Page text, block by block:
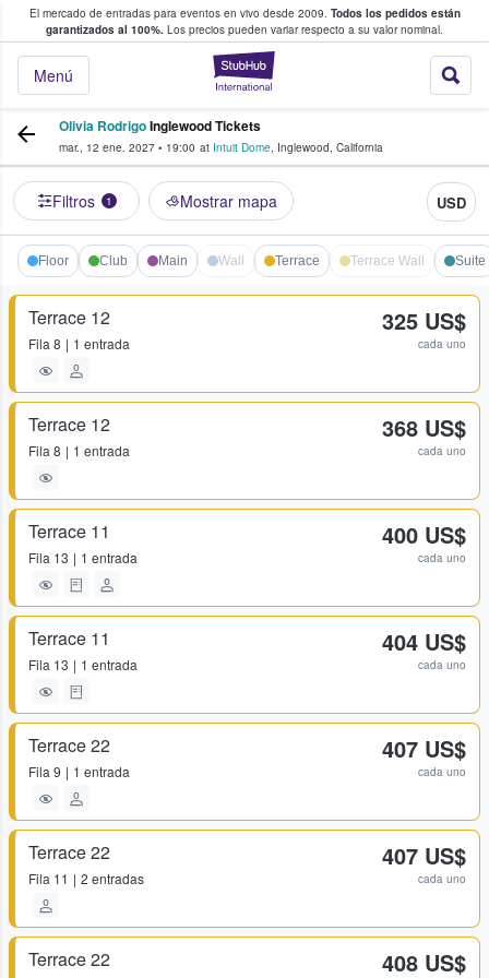
El mercado de entradas para eventos en vivo desde 2009. Todos los pedidos están
garantizados al 100%. Los precios pueden variar respecto a su valor nominal.
StubHub:
Menú
y venta de entradas entre fans
Olivia RodrigoInglewood Tickets
mar., 12 ene. 2027 • 19:00 at Intuit Dome, Inglewood, California
Filtros 1 Mostrar mapa USD
Floor Club Main Wall Terrace Terrace Wall Suite
Terrace 12
Fila 8 1 entrada
325 US$
cada uno
Terrace 12
Fila 8 1 entrada
368 US$
cada uno
Terrace 11
Fila 13 1 entrada
400 US$
cada uno
Terrace 11
Fila 13 1 entrada
404 US$
cada uno
Terrace 22
Fila 9 1 entrada
407 US$
cada uno
Terrace 22
Fila 11 2 entradas
407 US$
cada uno
Terrace 22 408 US$